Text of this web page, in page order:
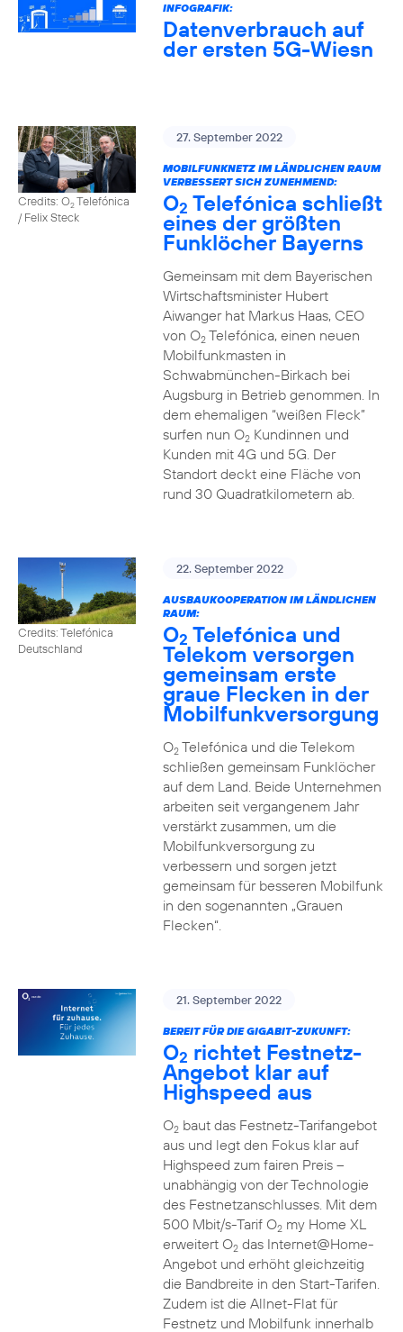
INFOGRAFIK:
Datenverbrauch auf
der ersten 5G-Wiesn
Credits: O2Telefónica
/ Felix Steck
27. September 2022
MOBILFUNKNETZ IM LÄNDLICHEN RAUM
VERBESSERT SICH ZUNEHMEND:
O2 Telefónica schließt
eines der größten
Funklöcher Bayerns
Gemeinsam mit dem Bayerischen
Wirtschaftsminister Hubert
Aiwanger hat Markus Haas, CEO
von O2Telefónica, einen neuen
Mobilfunkmasten in
Schwabmünchen-Birkach bei
Augsburg in Betrieb genommen. In
dem ehemaligen “weißen Fleck”
surfen nun O2Kundinnen und
Kunden mit 4G und 5G. Der
Standort deckt eine Fläche von
rund 30 Quadratkilometern ab.
Credits: Telefónica
Deutschland
22. September 2022
AUSBAUKOOPERATION IM LÄNDLICHEN
RAUM:
O2 Telefónica und
Telekom versorgen
gemeinsam erste
graue Flecken in der
Mobilfunkversorgung
O2Telefónica und die Telekom
schließen gemeinsam Funklöcher
auf dem Land. Beide Unternehmen
arbeiten seit vergangenem Jahr
verstärkt zusammen, um die
Mobilfunkversorgung zu
verbessern und sorgen jetzt
gemeinsam für besseren Mobilfunk
in den sogenannten „Grauen
Flecken“.
21. September 2022
BEREIT FÜR DIE GIGABIT-ZUKUNFT:
O2 richtet Festnetz-
Angebot klar auf
Highspeed aus
O2baut das Festnetz-Tarifangebot
aus und legt den Fokus klar auf
Highspeed zum fairen Preis –
unabhängig von der Technologie
des Festnetzanschlusses. Mit dem
500 Mbit/s-Tarif O2my Home XL
erweitert O2das Internet@Home-
Angebot und erhöht gleichzeitig
die Bandbreite in den Start-Tarifen.
Zudem ist die Allnet-Flat für
Festnetz und Mobilfunk innerhalb